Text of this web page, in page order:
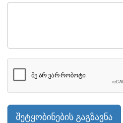
შეტყობინების გაგზავნა